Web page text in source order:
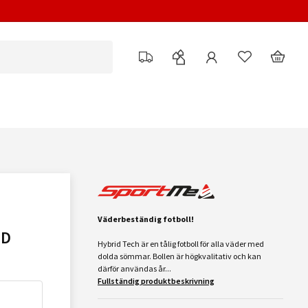
Väderbeständig fotboll!
Hybrid Tech är en tålig fotboll för alla väder med
dolda sömmar. Bollen är högkvalitativ och kan
därför användas år...
Fullständig produktbeskrivning